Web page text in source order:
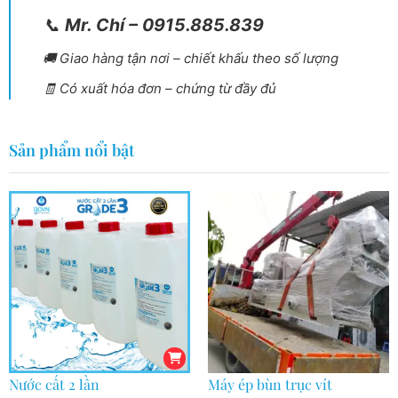
📞 Mr. Chí – 0915.885.839
🚚 Giao hàng tận nơi – chiết khấu theo số lượng
🧾 Có xuất hóa đơn – chứng từ đầy đủ
Sản phẩm nổi bật
Nước cất 2 lần Máy ép bùn trục vít